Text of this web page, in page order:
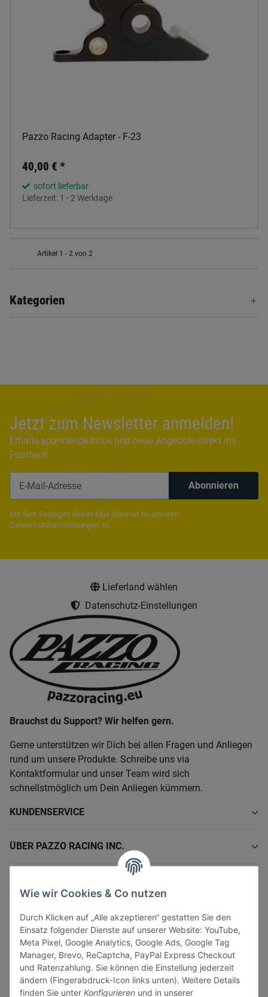
Wie wir Cookies & Co nutzen
Durch Klicken auf „Alle akzeptieren“ gestatten Sie den
Einsatz folgender Dienste auf unserer Website: YouTube,
Meta Pixel, Google Analytics, Google Ads, Google Tag
Manager, Brevo, ReCaptcha, PayPal Express Checkout
und Ratenzahlung. Sie können die Einstellung jederzeit
ändern (Fingerabdruck-Icon links unten). Weitere Details
finden Sie unter Konfigurieren und in unserer
Pazzo Racing Adapter - F-23
40,00 € *
sofort lieferbar
Lieferzeit: 1 - 2 Werktage
Artikel 1 - 2 von 2
Kategorien
Jetzt zum Newsletter anmelden!
Erhalte spannende Infos und neue Angebote direkt ins
Postfach
Abonnieren
Mit dem Eintragen deiner Mail stimmst du unseren
Dateschutzbestimmungen zu.
Lieferland wählen
Datenschutz-Einstellungen
Brauchst du Support? Wir helfen gern.
Gerne unterstützen wir Dich bei allen Fragen und Anliegen
rund um unsere Produkte. Schreibe uns via
Kontaktformular und unser Team wird sich
schnellstmöglich um Dein Anliegen kümmern.
KUNDENSERVICE
ÜBER PAZZO RACING INC.
GESETZLICHE INFORMATIONEN
Vertrag widerrufen